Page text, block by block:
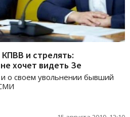
и стрелять:
хочет видеть Зе
о своем увольнении бывший